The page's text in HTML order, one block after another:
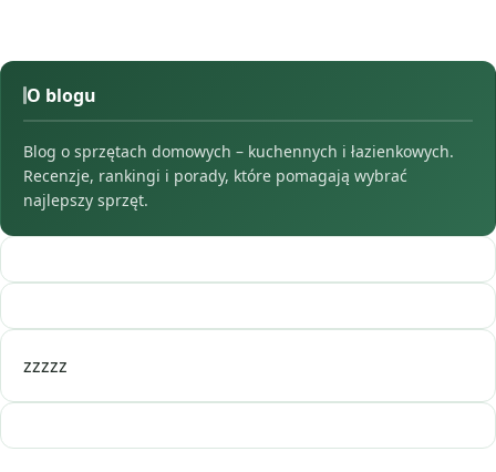
O blogu
Blog o sprzętach domowych – kuchennych i łazienkowych.
Recenzje, rankingi i porady, które pomagają wybrać
najlepszy sprzęt.
zzzzz